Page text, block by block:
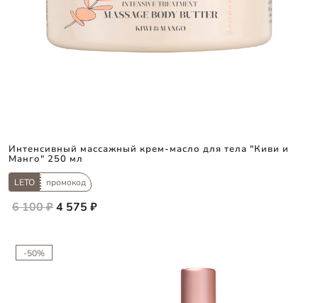
Интенсивный массажный крем-масло для тела "Киви и
Манго" 250 мл
LETO промокод
6 100 ₽4 575 ₽
-50%